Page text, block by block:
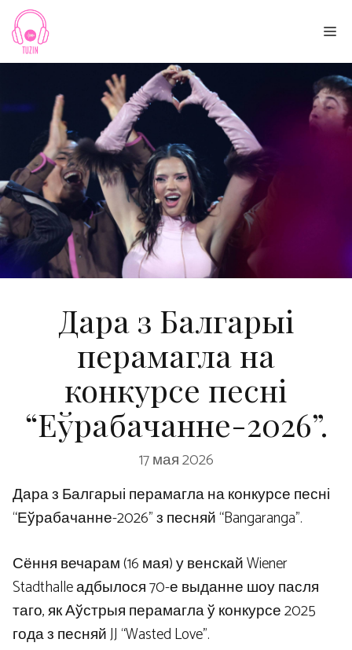
Skip
content
Дара з Балгарыі
перамагла на
конкурсе песні
“Еўрабачанне-2026”.
17 мая 2026
Дара з Балгарыі перамагла на конкурсе песні
“Еўрабачанне-2026” з песняй “Bangaranga”.
Сёння вечарам (16 мая) у венскай Wiener
Stadthalle адбылося 70-е выданне шоу пасля
таго, як Аўстрыя перамагла ў конкурсе 2025
года з песняй JJ “Wasted Love”.